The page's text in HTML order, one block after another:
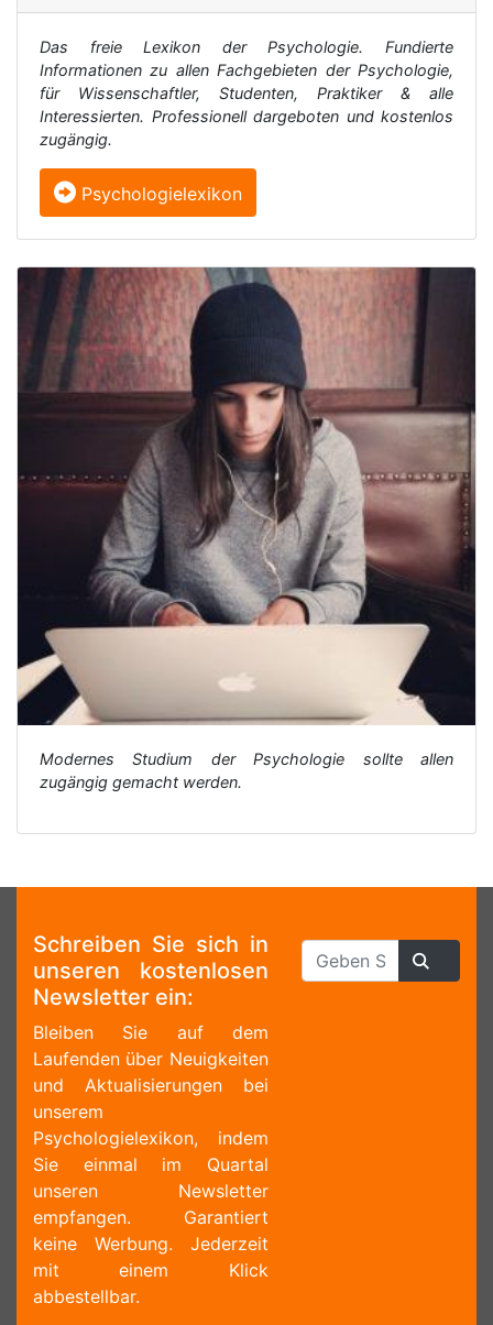
Das freie Lexikon der Psychologie. Fundierte
Informationen zu allen Fachgebieten der Psychologie,
für Wissenschaftler, Studenten, Praktiker & alle
Interessierten. Professionell dargeboten und kostenlos
zugängig.
Psychologielexikon
Modernes Studium der Psychologie sollte allen
zugängig gemacht werden.
Schreiben Sie sich in
unseren kostenlosen
Newsletter ein:
Bleiben Sie auf dem
Laufenden über Neuigkeiten
und Aktualisierungen bei
unserem
Psychologielexikon, indem
Sie einmal im Quartal
unseren Newsletter
empfangen. Garantiert
keine Werbung. Jederzeit
mit einem Klick
abbestellbar.